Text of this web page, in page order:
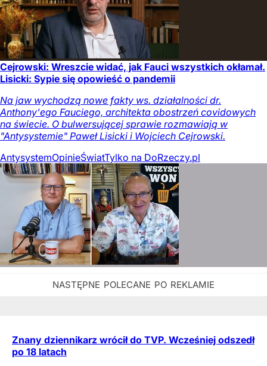
Cejrowski: Wreszcie widać, jak Fauci wszystkich okłamał.
Lisicki: Sypie się opowieść o pandemii
Na jaw wychodzą nowe fakty ws. działalności dr.
Anthony'ego Fauciego, architekta obostrzeń covidowych
na świecie. O bulwersującej sprawie rozmawiają w
"Antysystemie" Paweł Lisicki i Wojciech Cejrowski.
AntysystemOpinieŚwiatTylko na DoRzeczy.pl
Znany dziennikarz wrócił do TVP. Wcześniej odszedł
po 18 latach